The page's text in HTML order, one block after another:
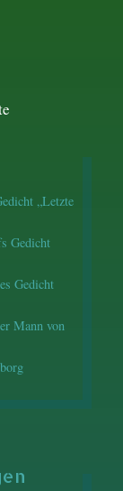
„Letzte
Gedicht
Gedicht
Mann von